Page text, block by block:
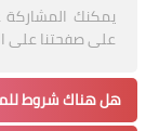
يمكنك
على صفحتنا على
هل هناك شروط